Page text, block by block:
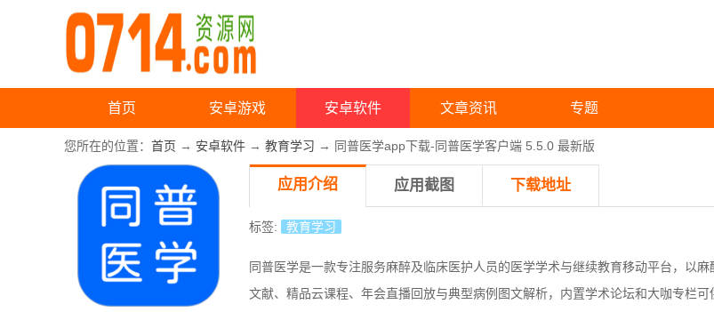
首页 安卓游戏 安卓软件 文章资讯 专题
您所在的位置： 首页 → 安卓软件 → 教育学习 → 同普医学app下载-同普医学客户端 5.5.0 最新版
应用介绍 应用截图 下载地址
标签: 教育学习
同普医学是一款专注服务麻醉及临床医护人员的医学学术与继续教育移动平台，以
文献、精品云课程、年会直播回放与典型病例图文解析，内置学术论坛和大咖专栏